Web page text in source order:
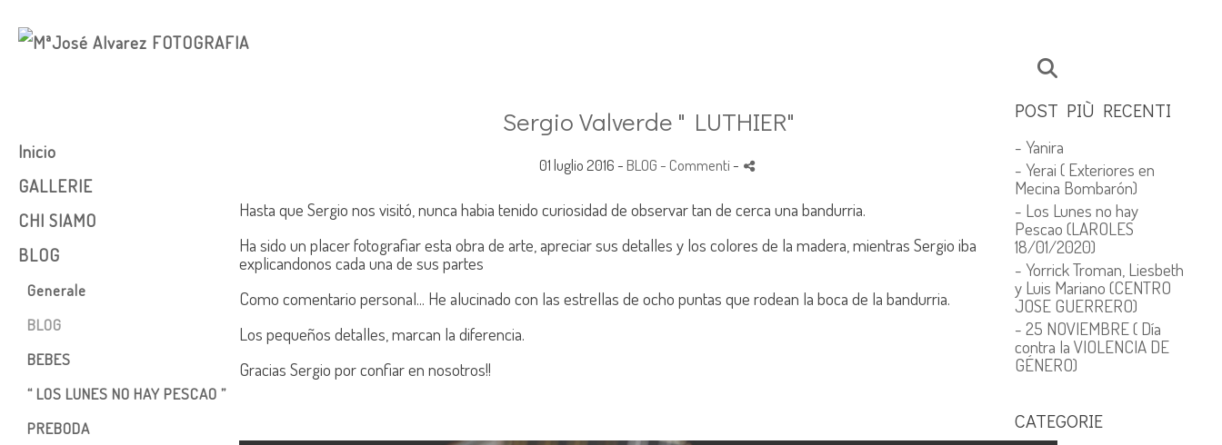
Inicio
GALLERIE
COMUNIONES
Bambini
Book
EMBARAZO
BEBES
Nozze
Post-nozze
Video Esterni
CHI SIAMO
BLOG
Generale
BLOG
BEBES
“ LOS LUNES NO HAY PESCAO ”
PREBODA
Sergio Valverde " LUTHIER"
01 luglio 2016 - BLOG - Commenti-
Hasta que Sergio nos visitó, nunca habia tenido curiosidad de observar tan de cerca una bandurria.
Ha sido un placer fotografiar esta obra de arte, apreciar sus detalles y los colores de la madera, mientras Sergio iba
explicandonos cada una de sus partes
Como comentario personal... He alucinado con las estrellas de ocho puntas que rodean la boca de la bandurria.
Los pequeños detalles, marcan la diferencia.
Gracias Sergio por confiar en nosotros!!
POST PIÙ RECENTI
- Yanira
- Yerai ( Exteriores en
Mecina Bombarón)
- Los Lunes no hay
Pescao (LAROLES
18/01/2020)
- Yorrick Troman, Liesbeth
y Luis Mariano (CENTRO
JOSE GUERRERO)
- 25 NOVIEMBRE ( Día
contra la VIOLENCIA DE
GÉNERO)
CATEGORIE